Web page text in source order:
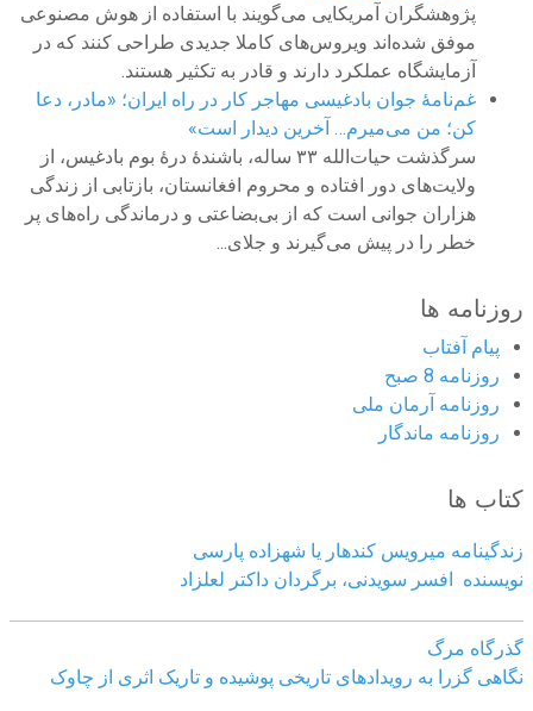
پژوهشگران آمریکایی می‌گویند با استفاده از هوش مصنوعی
موفق شده‌اند ویروس‌های کاملا جدیدی طراحی کنند که در
آزمایشگاه عملکرد دارند و قادر به تکثیر هستند.
غم‌نامهٔ جوان بادغیسی مهاجر کار در راه ایران؛ «مادر، دعا
کن؛ من می‌میرم… آخرین دیدار است»
سرگذشت حیات‌الله ۳۳ ساله، باشندهٔ‌ درهٔ بوم بادغیس،‌ از
ولایت‌های دور افتاده و محروم افغانستان، بازتابی از زندگی
هزاران جوانی است که از بی‌بضاعتی و درماندگی راه‌های پر
خطر را در پیش می‌گیرند و جلای...
روزنامه ها
پیام آفتاب
روزنامه 8 صبح
روزنامه آرمان ملى
روزنامه ماندگار
کتاب ها
زندگینامه میرویس کندهار یا شهزاده پارسی
نویسنده افسر سویدنی، برگردان داکتر لعلزاد
گذرگاه مرگ
نگاهی گزرا به رویدادهای تاریخی پوشیده و تاریک اثری از چاوک